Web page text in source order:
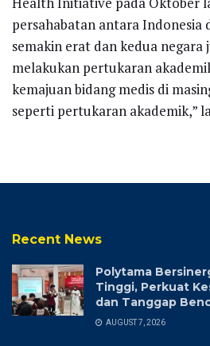
persahabatan antara Indonesia
semakin erat dan kedua negara
melakukan pertukaran
kemajuan bidang medis di
seperti pertukaran akademik,”
Recent News
Polytama
Tinggi, Perkuat
dan Tanggap
AUGUST 7, 2026